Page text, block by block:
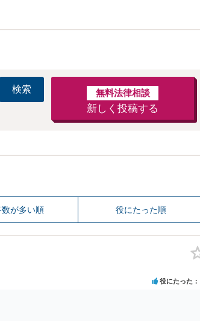
検索 無料法律相談
新しく投稿する
数が多い順 役にたった順
役にたった